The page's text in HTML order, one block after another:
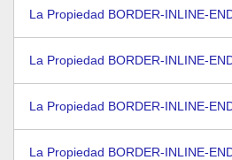
La Propiedad BORDER-INLINE-
La Propiedad BORDER-INLINE-
La Propiedad BORDER-INLINE-
La Propiedad BORDER-INLINE-